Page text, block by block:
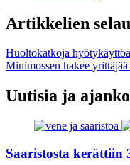
Artikkelien
Huoltokatkoja
Minimossen hakee
Uutisia ja
Saaristosta kerättiin